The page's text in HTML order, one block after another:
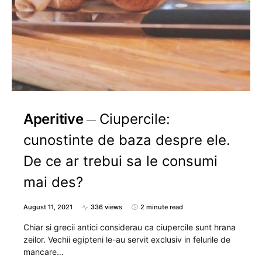
Aperitive
Ciupercile:
cunostinte de baza despre ele.
De ce ar trebui sa le consumi
mai des?
August 11, 2021 336 views 2 minute read
Chiar si grecii antici considerau ca ciupercile sunt hrana
zeilor. Vechii egipteni le-au servit exclusiv in felurile de
mancare…